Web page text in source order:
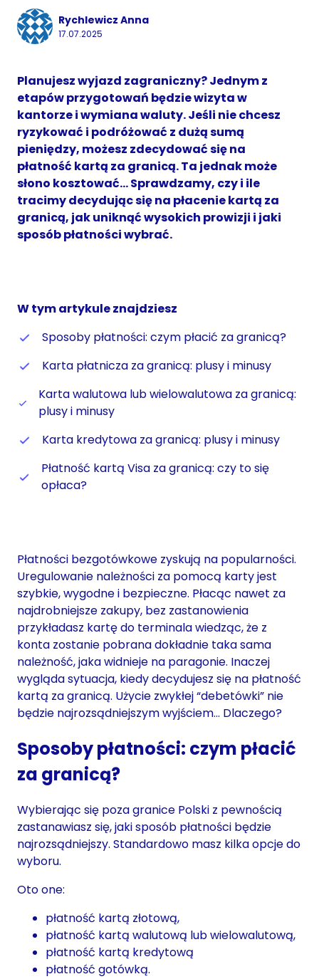
Rychlewicz Anna
17.07.2025
Planujesz wyjazd zagraniczny? Jednym z
etapów przygotowań będzie wizyta w
kantorze i wymiana waluty. Jeśli nie chcesz
ryzykować i podróżować z dużą sumą
pieniędzy, możesz zdecydować się na
płatność kartą za granicą. Ta jednak może
słono kosztować… Sprawdzamy, czy i ile
tracimy decydując się na płacenie kartą za
granicą, jak uniknąć wysokich prowizji i jaki
sposób płatności wybrać.
W tym artykule znajdziesz
Sposoby płatności: czym płacić za granicą?
Karta płatnicza za granicą: plusy i minusy
Karta walutowa lub wielowalutowa za granicą:
plusy i minusy
Karta kredytowa za granicą: plusy i minusy
Płatność kartą Visa za granicą: czy to się
opłaca?
Płatności bezgotówkowe zyskują na popularności.
Uregulowanie należności za pomocą karty jest
szybkie, wygodne i bezpieczne. Płacąc nawet za
najdrobniejsze zakupy, bez zastanowienia
przykładasz kartę do terminala wiedząc, że z
konta zostanie pobrana dokładnie taka sama
należność, jaka widnieje na paragonie. Inaczej
wygląda sytuacja, kiedy decydujesz się na płatność
kartą za granicą. Użycie zwykłej “debetówki” nie
będzie najrozsądniejszym wyjściem… Dlaczego?
Sposoby płatności: czym płacić
za granicą?
Wybierając się poza granice Polski z pewnością
zastanawiasz się, jaki sposób płatności będzie
najrozsądniejszy. Standardowo masz kilka opcje do
wyboru.
Oto one:
płatność kartą złotową,
płatność kartą walutową lub wielowalutową,
płatność kartą kredytową
płatność gotówką.